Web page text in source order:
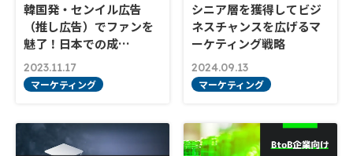
韓国発・センイル広告
（推し広告）でファンを
魅了！日本での成…
2023.11.17
マーケティング
シニア層を獲得してビジ
ネスチャンスを広げるマ
ーケティング戦略
2024.09.13
マーケティング